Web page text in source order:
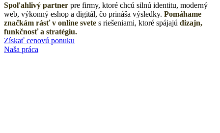
Spoľahlivý partner pre firmy, ktoré chcú silnú identitu, moderný
web, výkonný eshop a digitál, čo prináša výsledky. Pomáhame
značkám rásť v online svete s riešeniami, ktoré spájajú dizajn,
funkčnosť a stratégiu.
Získať cenovú ponuku
Naša práca